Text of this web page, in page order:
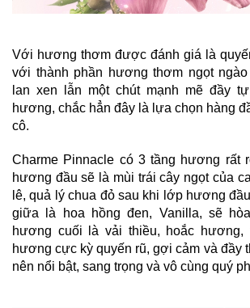
Với hương thơm được đánh giá là
với thành phần hương thơm ngọt
lan xen lẫn một chút mạnh mẽ đầy
hương, chắc hẳn đây là lựa chọn hàng
cô.
Charme Pinnacle có 3 tầng hương rất
hương đầu sẽ là mùi trái cây ngọt của
lê, quả lý chua đỏ sau khi lớp hương
giữa là hoa hồng đen, Vanilla, sẽ
hương cuối là vải thiều, hoắc hương,
hương cực kỳ quyến rũ, gợi cảm và đầy
nên nổi bật, sang trọng và vô cùng quý